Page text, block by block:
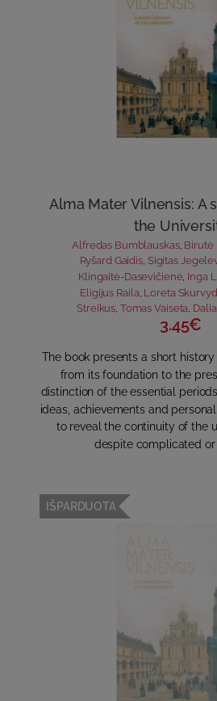
Alma Mater Vilnensis: A
the
Alfredas Bumblauskas, Birutė
Ryšard Gaidis, Sigitas
Klingaitė-Dasevičienė, Inga
Eligijus Raila Loreta
Streikus,Tomas Vaiseta,
3.45€
The book presents a short
from its foundation to the
distinction of the essential
ideas, achievements and
to reveal the continuity of the
despite complicated or
IŠPARDUOTA